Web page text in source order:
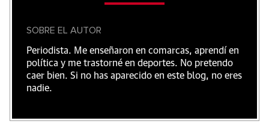
SOBRE EL AUTOR
Periodista. Me enseñaron en comarcas, aprendí en
política y me trastorné en deportes. No pretendo
caer bien. Si no has aparecido en este blog, no eres
nadie.